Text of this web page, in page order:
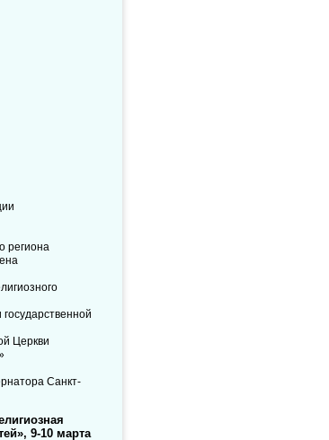
региона
Церкви
Санкт-
9-10 марта